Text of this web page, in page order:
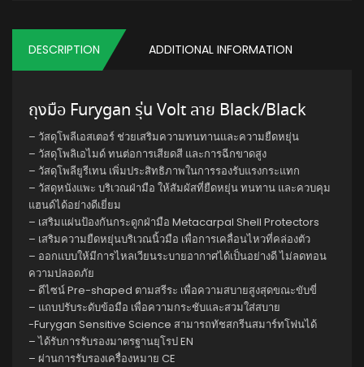
DESCRIPTION ADDITIONAL INFORMATION
ถุงมือ Furygan รุ่น Volt ลาย Black/Black
– วัสดุโพลีเอสเตอร์ ช่วยเสริมความทนทานและความยืดหยุ่น
– วัสดุโพลิเอไมด์ ทนต่อการเสียดสี และการฉีกขาดสูง
– วัสดุโพลียูรีเทน เพิ่มประสิทธิภาพในการรองรับแรงกระแทก
– วัสดุหนังแพะ บริเวณฝ่ามือ ให้สัมผัสที่ยืดหยุ่น ทนทาน และควบคุม
แฮนด์ได้อย่างดีเยี่ยม
– เสริมแผ่นป้องกันกระดูกฝ่ามือ Metacarpal Shell Protectors
– เสริมความยืดหยุ่นบริเวณนิ้วมือ เพื่อการเคลื่อนไหวที่คล่องตัว
– ออกแบบให้มีการไหลเวียนระบายอากาศได้เป็นอย่างดี ไม่ลดทอน
ความปลอดภัย
– ดีไซน์ Pre-shaped ตามสรีระ เพื่อความสบายสูงสุดขณะขับขี่
– แถบปรับระดับข้อมือ เพื่อความกระชับและสวมใส่สบาย
-Furygan Sensitive Science สามารถทัชสกรีนสมาร์ทโฟนได้
– ได้รับการรับรองมาตรฐานยุโรป EN
– ผ่านการรับรองเครื่องหมาย CE